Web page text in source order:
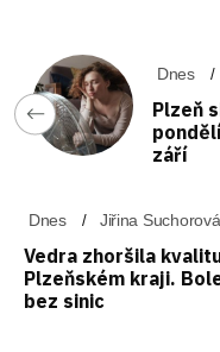
Dnes
Plzeň
září
Dnes Jiřina Suchorová
Vedra zhoršila
Plzeňském kraji.
bez sinic